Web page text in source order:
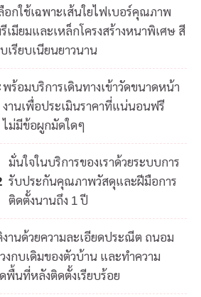
อกใช้เฉพาะเส้นใยไฟเบอร์คุณภาพ
เมียมและเหล็กโครงสร้างหนาพิเศษ สี
เรียบเนียนยาวนาน
พร้อมบริการเดินทางเข้าวัดขนาดหน้า
งานเพื่อประเมินราคาที่แน่นอนฟรี
ไม่มีข้อผูกมัดใดๆ
มั่นใจในบริการของเราด้วยระบบการ
รับประกันคุณภาพวัสดุและฝีมือการ
ติดตั้งนานถึง 1 ปี
านด้วยความละเอียดประณีต ถนอม
งกบเดิมของตัวบ้าน และทำความ
พื้นที่หลังติดตั้งเรียบร้อย